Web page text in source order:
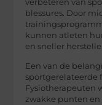
verbeteren van
blessures. Door
kunnen atleten
en sneller
Een van de
sportgerelateerde
Fysiotherapeuten
zwakke punten